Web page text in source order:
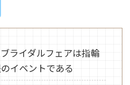
ライダルフェアは指輪
イベントである